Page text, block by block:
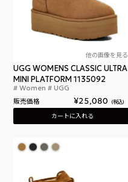
他の画像を見る
UGG WOMENS CLASSIC ULTRA
MINI PLATFORM 1135092
Women UGG
販売価格 ¥25,080 税込
カートに入れる